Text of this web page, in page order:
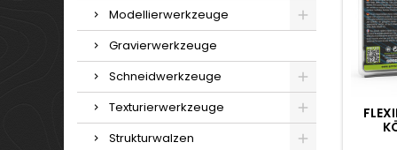
Modellierwerkzeuge
Gravierwerkzeuge
Schneidwerkzeuge
Texturierwerkzeuge
Strukturwalzen